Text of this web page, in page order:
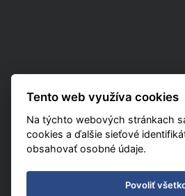
Tento web využíva cookies
Na týchto webových stránkach
cookies a ďalšie sieťové
obsahovať osobné údaje.
Povoliť